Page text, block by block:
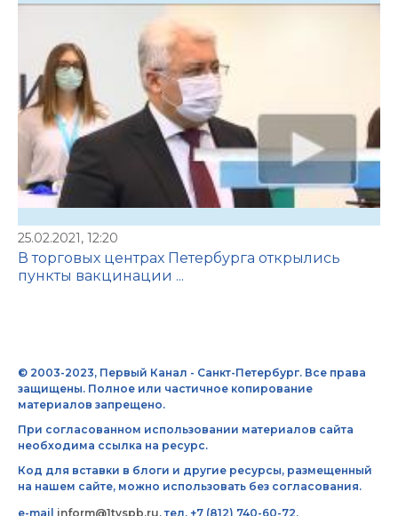
25.02.2021, 12:20
В торговых центрах Петербурга открылись
пункты вакцинации ...
© 2003-2023, Первый Канал - Санкт-Петербург. Все права
защищены. Полное или частичное копирование
материалов запрещено.
При согласованном использовании материалов сайта
необходима ссылка на ресурс.
Код для вставки в блоги и другие ресурсы, размещенный
на нашем сайте, можно использовать без согласования.
e-mail inform@1tvspb.ru, тел. +7 (812) 740-60-72,